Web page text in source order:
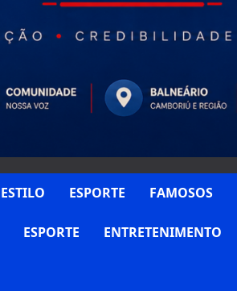
ESTILO ESPORTE FAMOSOS
ESPORTE ENTRETENIMENTO